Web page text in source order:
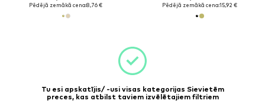
Pēdējā zemākā cena:8,76 €
Pēdējā zemākā cena:15,92 €
Tu esi apskatījis/ -usi visas kategorijas Sievietēm
preces, kas atbilst taviem izvēlētajiem filtriem